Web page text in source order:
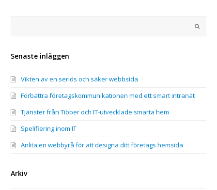
Submit
Senaste inläggen
Vikten av en seriös och säker webbsida
Förbättra företagskommunikationen med ett smart intranät
Tjänster från Tibber och IT-utvecklade smarta hem
Spelifiering inom IT
Anlita en webbyrå för att designa ditt företags hemsida
Arkiv